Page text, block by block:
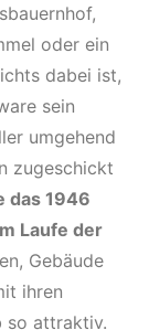
oder ein
dabei ist,
sein
umgehend
zugeschickt
das 1946
Laufe der
Gebäude
ihren
so attraktiv.